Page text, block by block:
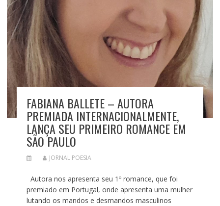
FABIANA BALLETE – AUTORA
PREMIADA INTERNACIONALMENTE,
LANÇA SEU PRIMEIRO ROMANCE EM
SÃO PAULO
JORNAL POESIA
Autora nos apresenta seu 1º romance, que foi
premiado em Portugal, onde apresenta uma mulher
lutando os mandos e desmandos masculinos